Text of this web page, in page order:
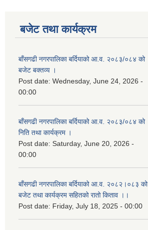
बजेट तथा कार्यक्रम
बाँसगढी नगरपालिका बर्दियाको आ.व. २०८३/०८४ को
बजेट बक्तव्य ।
Post date: Wednesday, June 24, 2026 -
00:00
बाँसगढी नगरपालिका बर्दियाको आ.व. २०८३/०८४ को
निति तथा कार्यक्रम ।
Post date: Saturday, June 20, 2026 -
00:00
बाँसगढी नगरपालिका बर्दियाको आ.व. २०८२।०८३ को
बजेट तथा कार्यक्रम सहितको रातो किताव ।।
Post date: Friday, July 18, 2025 - 00:00